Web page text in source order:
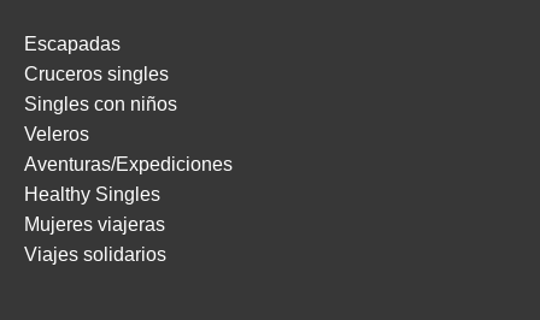
Escapadas
Cruceros singles
Singles con niños
Veleros
Aventuras/Expediciones
Healthy Singles
Mujeres viajeras
Viajes solidarios